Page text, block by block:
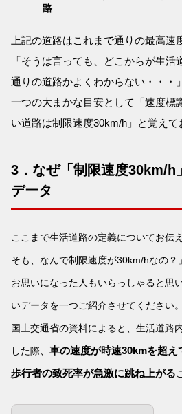
路
上記の道路はこれまで通りの最高速
「そうは言っても、どこからが生
通りの道路かよくわからない・・・
一つの大まかな目安として「速度標
い道路は制限速度30km/h」と覚えて
3．なぜ「制限速度30km/h
データ
ここまで生活道路の定義についてお伝
そも、なんで制限速度が30km/hなの？
お思いになった人もいらっしゃると思
いデータを一つご紹介させてください。
国土交通省の資料によると、生活道路
した際、 車の速度が時速30kmを超え
歩行者の致死率が急激に跳ね上がる